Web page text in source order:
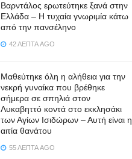
Βαρντάλος ερωτεύτηκε ξανά στην
Ελλάδα – Η τυχαία γνωριμία κάτω
από την πανσέληνο
42 ΛΕΠΤΆ AGO
Μαθεύτηκε όλη η αλήθεια για την
νεκρή γυναίκα που βρέθηκε
σήμερα σε σπηλιά στον
Λυκαβηττό κοντά στο εκκλησάκι
των Αγίων Ισιδώρων – Αυτή είναι η
αιτία θανάτου
55 ΛΕΠΤΆ AGO